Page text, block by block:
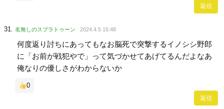
返信
名無しのスプラトゥーン 2024.4.5 15:48
何度返り討ちにあってもなお脳死で突撃するイノシシ野郎
に「お前が戦犯やで」って気づかせてあげてるんだよなあ
俺なりの優しさがわからないか
0
返信